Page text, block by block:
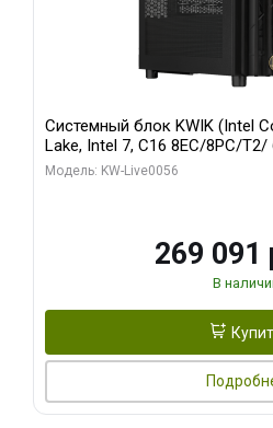
Системный блок KWIK (Intel
Lake, Intel 7, C16 8EC/8PC/
Palit RTX5080 INFINITY 3 OC
Модель: KW-Live0056
269 091
В